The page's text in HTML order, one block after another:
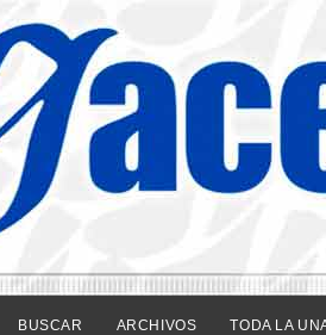
BUSCAR ARCHIVOS TODA LA